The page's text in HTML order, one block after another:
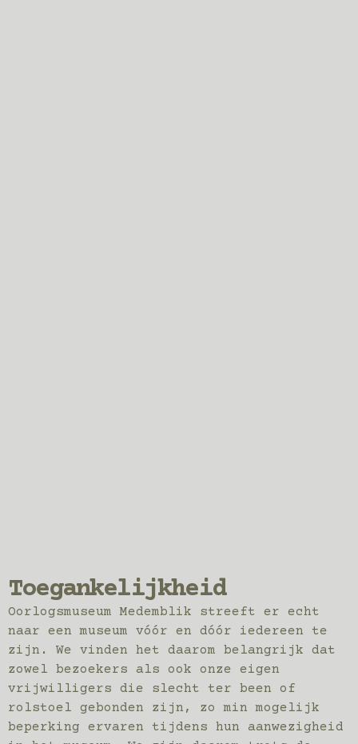
Toegankelijkheid
Oorlogsmuseum Medemblik streeft er echt
naar een museum vóór en dóór iedereen te
zijn. We vinden het daarom belangrijk dat
zowel bezoekers als ook onze eigen
vrijwilligers die slecht ter been of
rolstoel gebonden zijn, zo min mogelijk
beperking ervaren tijdens hun aanwezigheid